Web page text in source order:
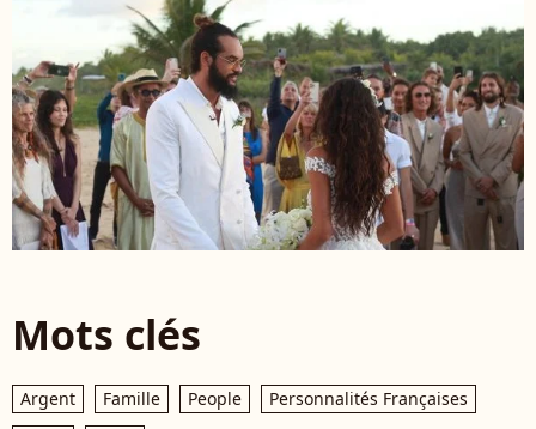
Mots clés
Argent Famille People
Personnalités Françaises